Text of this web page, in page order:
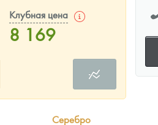
Клубная цена
8 169
Серебро